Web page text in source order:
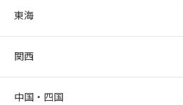
東海
関西
中国・四国